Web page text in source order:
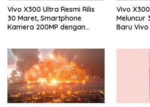
Vivo X300 Ultra Resmi Rilis
30 Maret, Smartphone
Kamera 200MP dengan
Vivo
Meluncur
Baru